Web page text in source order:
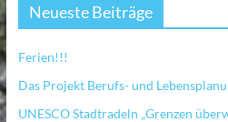
Neueste Beiträge
Ferien!!!
Das Projekt Berufs- und
UNESCO Stadtradeln „Grenzen